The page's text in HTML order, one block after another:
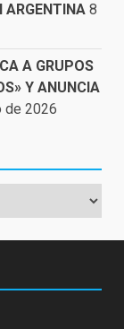
ARGENTINA 8
A GRUPOS
Y ANUNCIA
de 2026